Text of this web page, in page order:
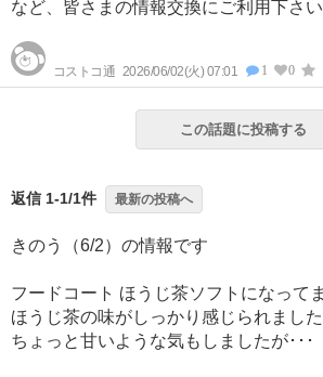
など、皆さまの情報交換にご利用下さい
コストコ通 2026/06/02(火) 07:01 1 0
この話題に投稿する
返信 1-1/1件 最新の投稿へ
きのう（6/2）の情報です
フードコート ほうじ茶ソフトになって
ほうじ茶の味がしっかり感じられました
ちょっと甘いような気もしましたが･･･